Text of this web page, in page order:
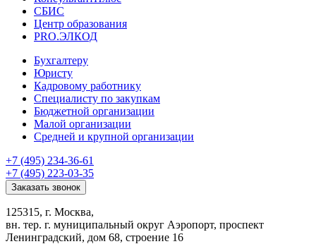
СБИС
Центр образования
PRO.ЭЛКОД
Бухгалтеру
Юристу
Кадровому работнику
Специалисту по закупкам
Бюджетной организации
Малой организации
Средней и крупной организации
+7 (495) 234-36-61
+7 (495) 223-03-35
Заказать звонок
125315, г. Москва,
вн. тер. г. муниципальный округ Аэропорт, проспект
Ленинградский, дом 68, строение 16